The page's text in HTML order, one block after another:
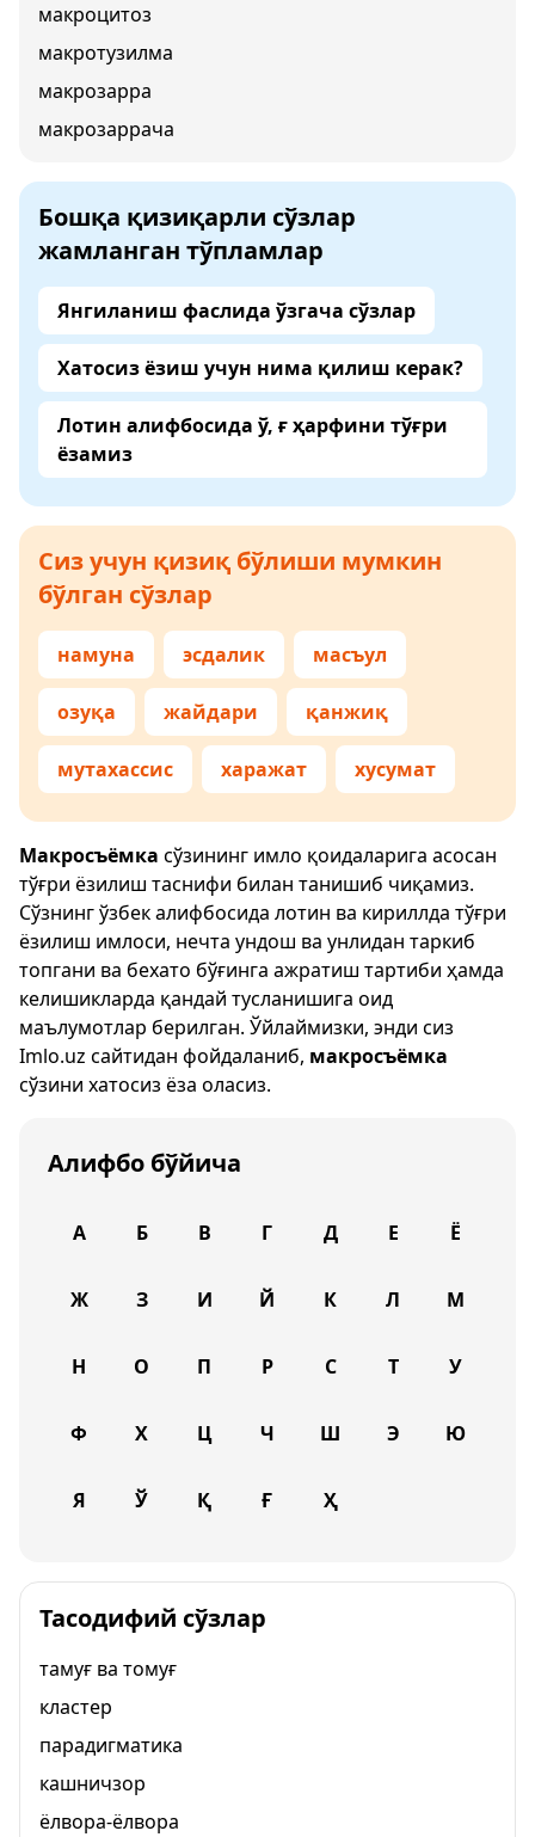
макроцитоз
макротузилма
макрозарра
макрозаррача
Бошқа қизиқарли сўзлар
жамланган тўпламлар
Янгиланиш фаслида ўзгача сўзлар
Хатосиз ёзиш учун нима қилиш керак?
Лотин алифбосида ў, ғ ҳарфини тўғри
ёзамиз
Сиз учун қизиқ бўлиши мумкин
бўлган сўзлар
намуна эсдалик масъул
озуқа жайдари қанжиқ
мутахассис харажат хусумат
Макросъёмка сўзининг имло қоидаларига асосан
тўғри ёзилиш таснифи билан танишиб чиқамиз.
Сўзнинг ўзбек алифбосида лотин ва кириллда тўғри
ёзилиш имлоси, нечта ундош ва унлидан таркиб
топгани ва бехато бўғинга ажратиш тартиби ҳамда
келишикларда қандай тусланишига оид
маълумотлар берилган. Ўйлаймизки, энди сиз
Imlo.uz сайтидан фойдаланиб, макросъёмка
сўзини хатосиз ёза оласиз.
Алифбо бўйича
А Б В Г Д Е Ё
Ж З И Й К Л М
Н О П Р С Т У
Ф Х Ц Ч Ш Э Ю
Я Ў Қ Ғ Ҳ
Тасодифий сўзлар
тамуғ ва томуғ
кластер
парадигматика
кашничзор
ёлвора-ёлвора